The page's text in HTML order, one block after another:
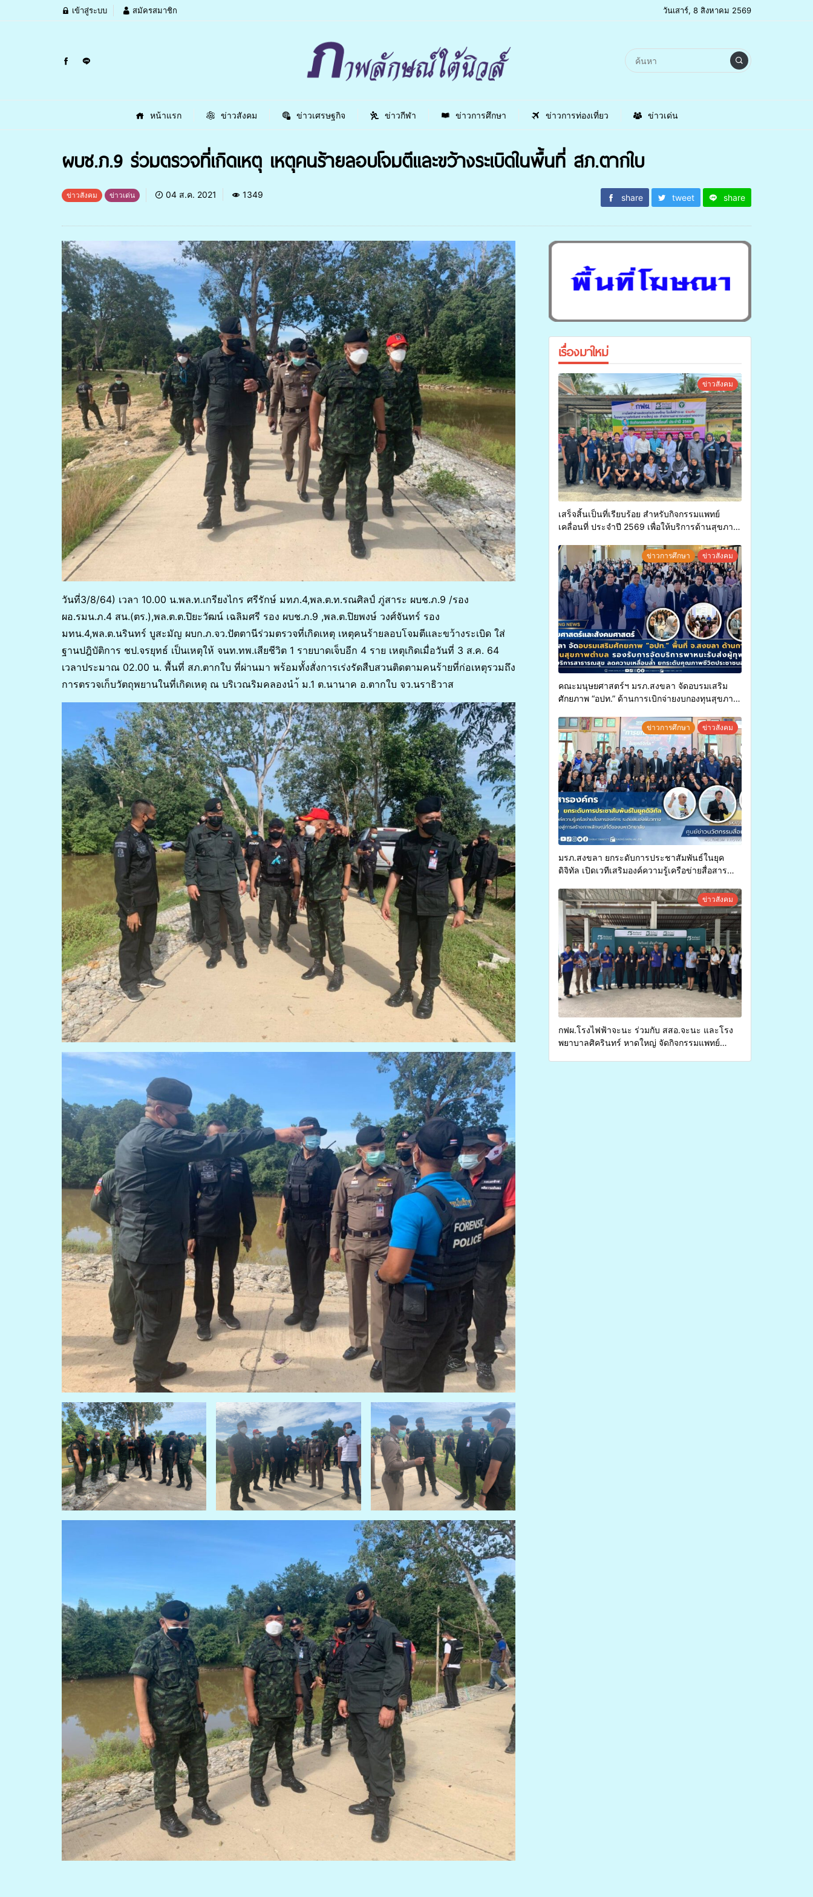
เข้าสู่ระบบ สมัครสมาชิก วันเสาร์, 8 สิงหาคม 2569
หน้าแรก ข่าวสังคม ข่าวเศรษฐกิจ ข่าวกีฬา ข่าวการศึกษา ข่าวการท่องเที่ยว ข่าวเด่น
ผบช.ภ.9 ร่วมตรวจที่เกิดเหตุ เหตุคนร้ายลอบโจมตีเเละขว้างระเบิดในพื้นที่ สภ.ตากใบ
ข่าวสังคม ข่าวเด่น 04 ส.ค. 2021 1349 share tweet share
วันที่3/8/64) เวลา 10.00 น.พล.ท.เกรียงไกร ศรีรักษ์ มทภ.4,พล.ต.ท.รณศิลป์ ภู่สาระ ผบช.ภ.9 /รอง
ผอ.รมน.ภ.4 สน.(ตร.),พล.ต.ต.ปิยะวัฒน์ เฉลิมศรี รอง ผบช.ภ.9 ,พล.ต.ปิยพงษ์ วงศ์จันทร์ รอง
มทน.4,พล.ต.นรินทร์ บูสะมัญ ผบก.ภ.จว.ปัตตานีร่วมตรวจที่เกิดเหตุ เหตุคนร้ายลอบโจมตีเเละขว้างระเบิด ใส่
ฐานปฎิบัติการ ชป.จรยุทธ์ เป็นเหตุให้ จนท.ทพ.เสียชีวิต 1 รายบาดเจ็บอีก 4 ราย เหตุเกิดเมื่อวันที่ 3 ส.ค. 64
เวลาประมาณ 02.00 น. พื้นที่ สภ.ตากใบ ที่ผ่านมา พร้อมทั้งสั่งการเร่งรัดสืบสวนติดตามคนร้ายที่ก่อเหตุรวมถึง
การตรวจเก็บวัตถุพยานในที่เกิดเหตุ ณ บริเวณริมคลองนำ้ ม.1 ต.นานาค อ.ตากใบ จว.นราธิวาส
เรื่องมาใหม่
ข่าวสังคม
เสร็จสิ้นเป็นที่เรียบร้อย สำหรับกิจกรรมแพทย์
เคลื่อนที่ ประจำปี 2569 เพื่อให้บริการด้านสุขภาพ
ข่าวการศึกษา ข่าวสังคม
คณะมนุษยศาสตร์ฯ มรภ.สงขลา จัดอบรมเสริม
ศักยภาพ “อปท.” ด้านการเบิกจ่ายงบกองทุนสุขภาพ
ทุพพลภาพเพื่อเข้ารับบริการสาธารณสุข ลดความ
เหลื่อมล้ำ ยกระดับคุณภาพชีวิตประชาชนอย่าง
ยั่งยืน
ข่าวการศึกษา ข่าวสังคม
มรภ.สงขลา ยกระดับการประชาสัมพันธ์ในยุค
ดิจิทัล เปิดเวทีเสริมองค์ความรู้เครือข่ายสื่อสาร
การสร้างภาพลักษณ์ที่ดีของมหาวิทยาลัยข่าวสังคม
กฟผ.โรงไฟฟ้าจะนะ ร่วมกับ สสอ.จะนะ และโรง
พยาบาลศิครินทร์ หาดใหญ่ จัดกิจกรรมแพทย์